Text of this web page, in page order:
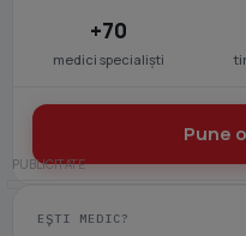
+70
medici specialiști
Pune
EȘTI MEDIC?